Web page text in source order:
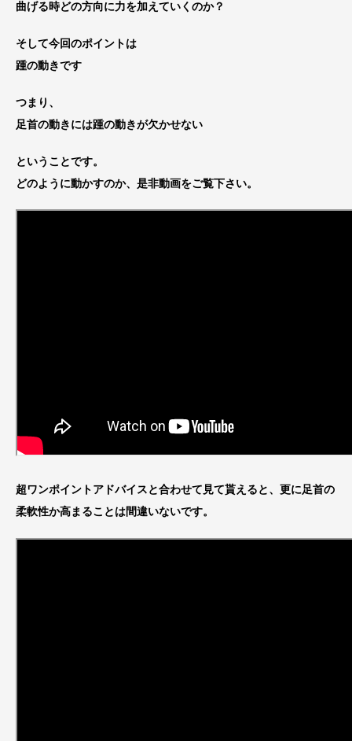
曲げる時どの方向に力を加えていくのか？
そして今回のポイントは
踵の動きです
つまり、
足首の動きには踵の動きが欠かせない
ということです。
どのように動かすのか、是非動画をご覧下さい。
超ワンポイントアドバイスと合わせて見て貰えると、更に足首の
柔軟性か高まることは間違いないです。